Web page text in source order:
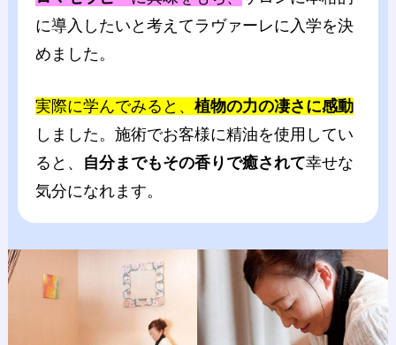
に導入したいと考えてラヴァーレに入学を決
めました。
実際に学んでみると、 植物の力の凄さに感動
しました。施術でお客様に精油を使用してい
ると、
自分までもその香りで癒されて幸せな
気分になれます。